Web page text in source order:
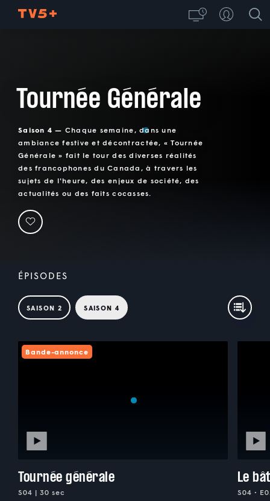
Tournée Générale
Saison 4 — Chaque semaine, dans une
ambiance festive et décontractée, « Tournée
Générale » fait le tour des diverses réalités
des francophones du Canada, à travers les
sujets de l'heure, des enjeux de société, des
actualités ou des faits cocasses.
ÉPISODES
SAISON 2 SAISON 4
Bande-annonce
Tournée générale
S04 | 30 sec
Le
S04 •